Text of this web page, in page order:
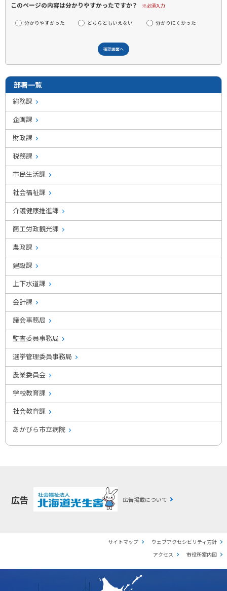
このページの内容は分かりやすかったですか？ ※必須入力
分かりやすかった どちらともいえない 分かりにくかった
部署一覧
総務課
企画課
財政課
税務課
市民生活課
社会福祉課
介護健康推進課
商工労政観光課
農政課
建設課
上下水道課
会計課
議会事務局
監査委員事務局
選挙管理委員事務局
農業委員会
学校教育課
社会教育課
あかびら市立病院
広告 広告掲載について
サイトマップ
ウェブアクセシビリティ方針
アクセス
市役所案内図